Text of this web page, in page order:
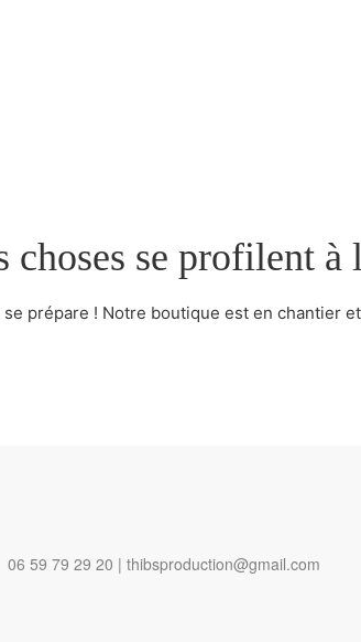
choses se profilent à
se prépare ! Notre boutique est en chantier
06 59 79 29 20 | thibsproduction@gmail.com